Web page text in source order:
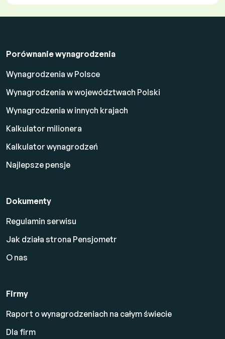
Porównanie wynagrodzenia
Wynagrodzenia w Polsce
Wynagrodzenia w województwach Polski
Wynagrodzenia w innych krajach
Kalkulator milionera
Kalkulator wynagrodzeń
Najlepsze pensje
Dokumenty
Regulamin serwisu
Jak działa strona Pensjometr
O nas
Firmy
Raport o wynagrodzeniach na całym świecie
Dla firm